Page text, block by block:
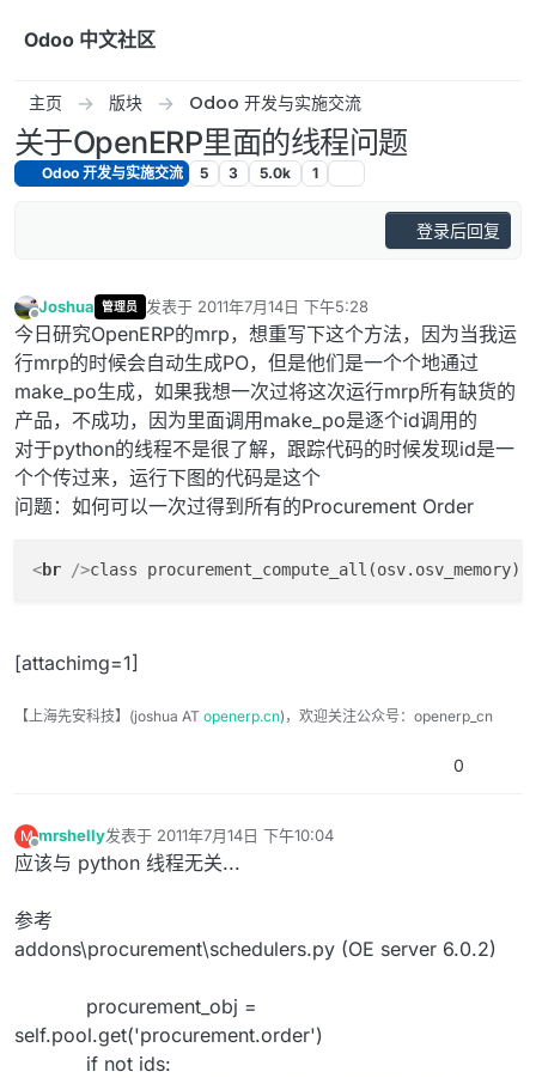
Odoo 中文社区
主页 版块 Odoo 开发与实施交流
关于OpenERP里面的线程问题
Odoo 开发与实施交流 5 3 5.0k 1
登录后回复
离线
Joshua 管理员 发表于 2011年7月14日 下午5:28
最后由 编辑
今日研究OpenERP的mrp，想重写下这个方法，因为当我运
行mrp的时候会自动生成PO，但是他们是一个个地通过
make_po生成，如果我想一次过将这次运行mrp所有缺货的
产品，不成功，因为里面调用make_po是逐个id调用的
对于python的线程不是很了解，跟踪代码的时候发现id是一
个个传过来，运行下图的代码是这个
问题：如何可以一次过得到所有的Procurement Order
<br />class procurement_compute_all(osv.osv_memory):
[attachimg=1]
【上海先安科技】(joshua AT openerp.cn)，欢迎关注公众号：openerp_cn
0
M
离线
mrshelly发表于 2011年7月14日 下午10:04
最后由 编辑
应该与 python 线程无关...
参考
addons\procurement\schedulers.py (OE server 6.0.2)
procurement_obj =
self.pool.get('procurement.order')
if not ids: